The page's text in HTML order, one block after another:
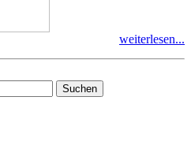
weiterlesen...